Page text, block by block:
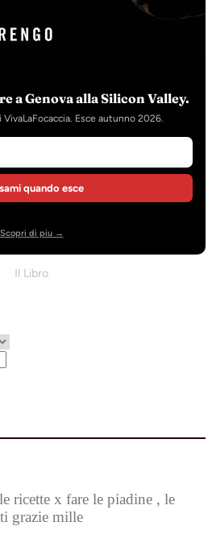
a Genova alla Silicon Valley.
Esce autunno 2026.
quando esce
Scopri di piu →
Il Libro
ricette x fare le piadine , le
grazie mille